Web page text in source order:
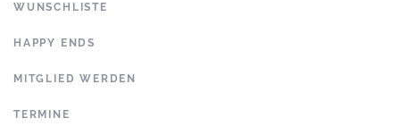
WUNSCHLISTE
HAPPY ENDS
MITGLIED WERDEN
TERMINE